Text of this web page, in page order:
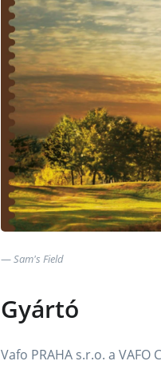
Sam's Field
Gyártó
Vafo PRAHA s.r.o. a